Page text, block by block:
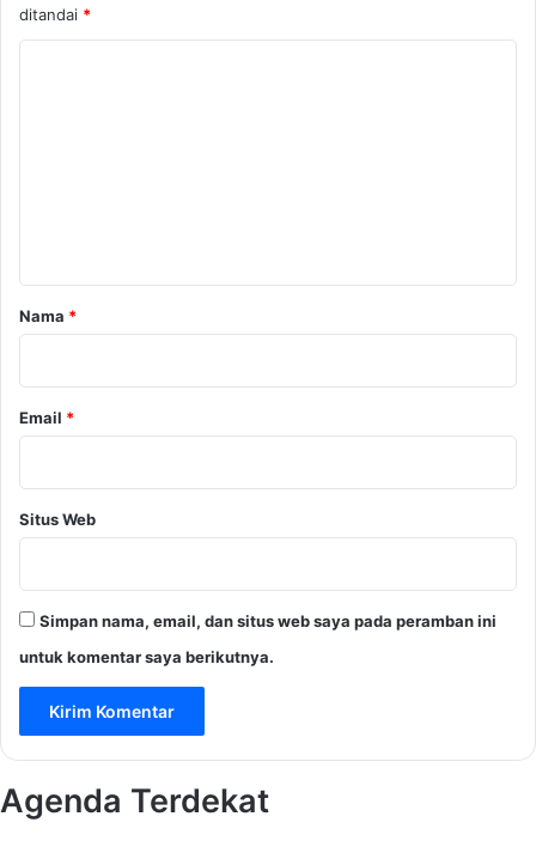
ditandai *
rNama *
Email *
Situs Web
Simpan nama, email, dan situs web saya pada peramban ini
untuk komentar saya berikutnya.
Agenda Terdekat